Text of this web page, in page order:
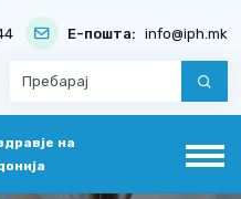
Е-пошта: info@iph.mk
на